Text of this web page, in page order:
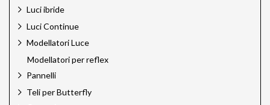
Luci ibride
Luci Continue
Modellatori Luce
Modellatori per reflex
Pannelli
Teli per Butterfly